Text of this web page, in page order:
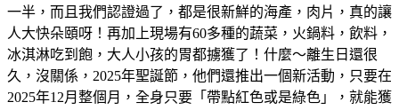
一半，而且我們認證過了，都是很新鮮的海產，肉片，真的讓
人大快朵頤呀！再加上現場有60多種的蔬菜，火鍋料，飲料，
冰淇淋吃到飽，大人小孩的胃都擄獲了！什麼～離生日還很
久，沒關係，2025年聖誕節，他們還推出一個新活動，只要在
2025年12月整個月，全身只要「帶點紅色或是綠色」，就能獲